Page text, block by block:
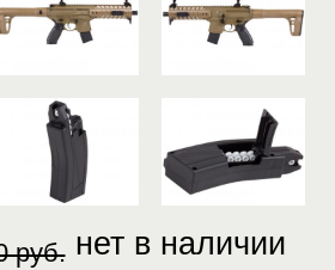
руб. нет в наличии